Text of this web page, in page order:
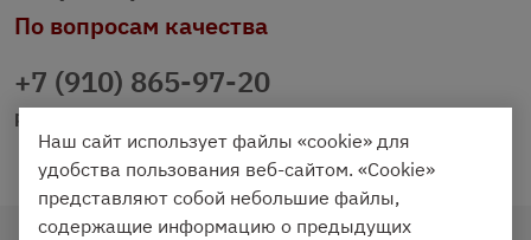
По вопросам качества
+7 (910) 865-97-20
prazdnichniy40@palmi.ru
Наш сайт использует файлы «cookie» для
удобства пользования веб-сайтом. «Cookie»
представляют собой небольшие файлы,
содержащие информацию о предыдущих